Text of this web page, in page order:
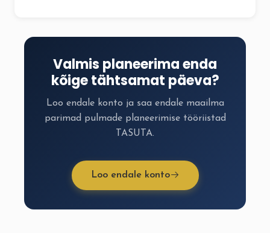
Valmis planeerima enda
kõige tähtsamat päeva?
Loo endale konto ja saa endale maailma
parimad pulmade planeerimise tööriistad
TASUTA.
Loo endale konto